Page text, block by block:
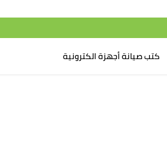
كتب صيانة أجهزة الكترونية